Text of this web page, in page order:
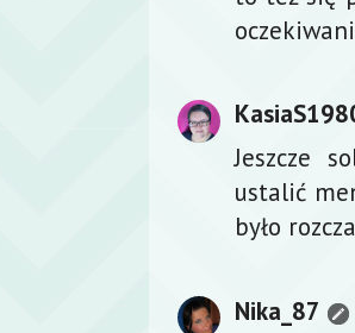
Jeszcze
ustalić
było
Nika_87